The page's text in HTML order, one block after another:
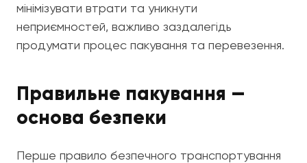
мінімізувати втрати та уникнути
неприємностей, важливо заздалегідь
продумати процес пакування та перевезення.
Правильне пакування —
основа безпеки
Перше правило безпечного транспортування